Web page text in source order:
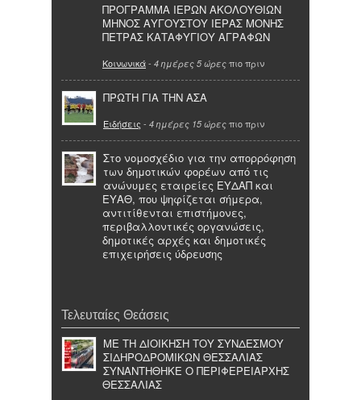
ΠΡΟΓΡΑΜΜΑ ΙΕΡΩΝ ΑΚΟΛΟΥΘΙΩΝ
ΜΗΝΟΣ ΑΥΓΟΥΣΤΟΥ ΙΕΡΑΣ ΜΟΝΗΣ
ΠΕΤΡΑΣ ΚΑΤΑΦΥΓΙΟΥ ΑΓΡΑΦΩΝ
Κοινωνικά- 4 ημέρες 5 ώρες πιο πριν
ΠΡΩΤΗ ΓΙΑ ΤΗΝ ΑΣΑ
Ειδήσεις - 4 ημέρες 15 ώρες πιο πριν
Στο νομοσχέδιο για την απορρόφηση
των δημοτικών φορέων από τις
ανώνυμες εταιρείες ΕΥΔΑΠ και
ΕΥΑΘ, που ψηφίζεται σήμερα,
αντιτίθενται επιστήμονες,
περιβαλλοντικές οργανώσεις,
δημοτικές αρχές και δημοτικές
επιχειρήσεις ύδρευσης
Τελευταίες Θεάσεις
ΜΕ ΤΗ ΔΙΟΙΚΗΣΗ ΤΟΥ ΣΥΝΔΕΣΜΟΥ
ΣΙΔΗΡΟΔΡΟΜΙΚΩΝ ΘΕΣΣΑΛΙΑΣ
ΣΥΝΑΝΤΗΘΗΚΕ Ο ΠΕΡΙΦΕΡΕΙΑΡΧΗΣ
ΘΕΣΣΑΛΙΑΣ